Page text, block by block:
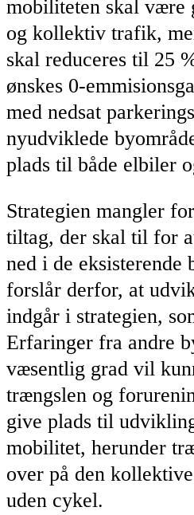
mobiliteten skal være
og kollektiv trafik,
skal reduceres til 25
ønskes 0-
med nedsat
nyudviklede
plads til både elbiler
Strategien mangler
tiltag, der skal til for
ned i de eksisterende
forslår derfor, at
indgår i strategien,
Erfaringer fra andre
væsentlig grad vil
trængslen og
give plads til
mobilitet, herunder
over på den
uden cykel.